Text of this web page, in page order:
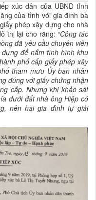
xúc dân của UBND tỉnh
của tỉnh với gia đình bà
phép xây dựng cho nhà
thị lại cho rằng: “Công tác
đã yêu cầu chuyên viên
để nắm tình hình khu
phố cấp giấy phép xây
tham mưu Ủy ban nhân
đúng với giấy chứng nhận
cấp. Nhưng khi khảo sát
dưới đất nhà ông Hiệp có
nên hai gia đình tự giải